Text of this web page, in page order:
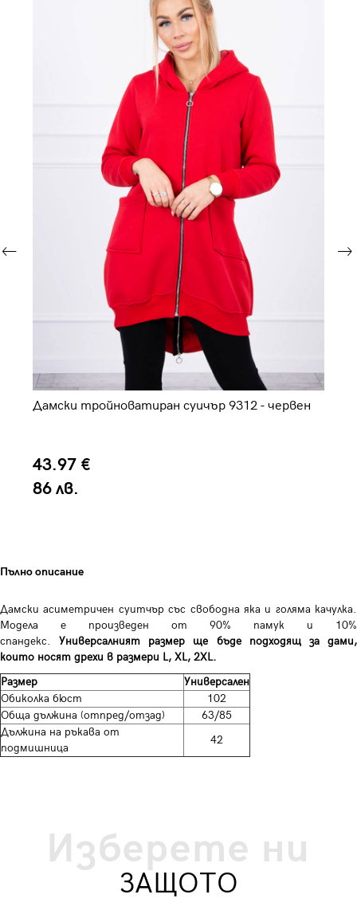
Дамски тройноватиран суичър 9312 - червен
43.97 €
86 лв.
Пълно описание
Дамски асиметричен суитчър със свободна яка и голяма качулка.
Модела е произведен от 90% памук и 10%
спандекс.Универсалният размер ще бъде подходящ за дами,
които носят дрехи в размери L, XL, 2XL.
Размер
Универсален
Обиколка бюст
102
Обща дължина (отпред/отзад)
63/85
Дължина на ръкава от
подмишница
42
Изберете ни
ЗАЩОТО